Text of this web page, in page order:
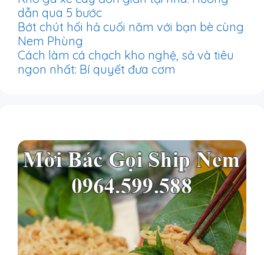
dẫn qua 5 bước
Bớt chút hối hả cuối năm với bạn bè cùng
Nem Phùng
Cách làm cá chạch kho nghệ, sả và tiêu
ngon nhất: Bí quyết đưa cơm